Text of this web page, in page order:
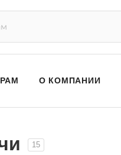
О КОМПАНИИ
15